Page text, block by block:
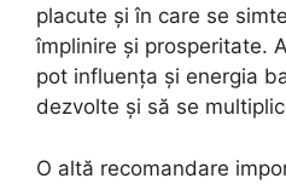
placute și în care se
împlinire și prosperitate.
pot influența și energia
dezvolte și să se
O altă recomandare